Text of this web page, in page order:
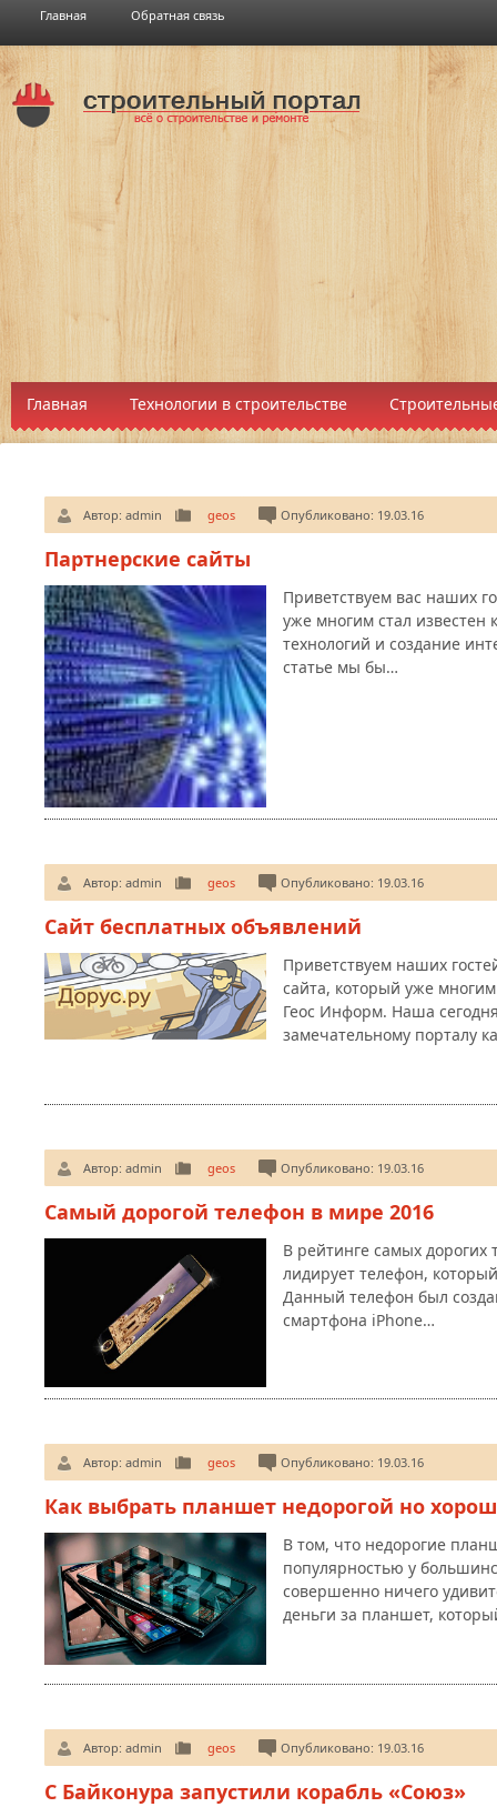
Главная Обратная связь
Главная Технологии в строительстве
Автор: admin geos Опубликовано: 19.03.16
Партнерские сайты
Приветствуем вас наших
уже многим стал
технологий и создание
статье мы бы…
Автор: admin geos Опубликовано: 19.03.16
Сайт бесплатных объявлений
Приветствуем наших
сайта, который уже
Геос Информ. Наша
замечательному порталу
Автор: admin geos Опубликовано: 19.03.16
Самый дорогой телефон в мире 2016
В рейтинге самых дорогих
лидирует телефон,
Данный телефон был
смартфона iPhone…
Автор: admin geos Опубликовано: 19.03.16
Как выбрать планшет недорогой но
В том, что недорогие
популярностью у
совершенно ничего
деньги за планшет,
Автор: admin geos Опубликовано: 19.03.16
С Байконура запустили корабль «Союз»